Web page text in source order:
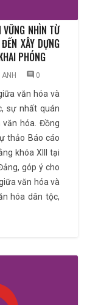
VỮNG NHÌN TỪ
XÂY DỰNG
PHÓNG
ANH 0
văn hóa và
sự nhất quán
hóa. Đồng
thảo Báo cáo
khóa XIII tại
góp ý cho
văn hóa và
hóa dân tộc,